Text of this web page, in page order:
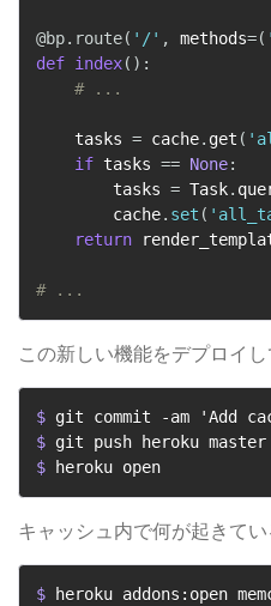
@bp. route( '/' , methods=(
def index( ) :
# ...
    tasks
= cache. get (
if tasks == None:
        tasks
= Task.
        cache
. set (
return
# ...
この新しい機能をデプロイし
$ git commit -am 'Add
$ git push heroku master
$
heroku open
キャッシュ内で何が起きて
$ heroku addons:open